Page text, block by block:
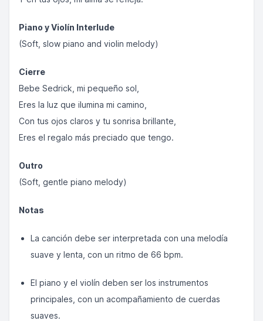
Piano y Violín Interlude
(Soft, slow piano and violin melody)
Cierre
Bebe Sedrick, mi pequeño sol,
Eres la luz que ilumina mi camino,
Con tus ojos claros y tu sonrisa brillante,
Eres el regalo más preciado que tengo.
Outro
(Soft, gentle piano melody)
Notas
La canción debe ser interpretada con una melodía
suave y lenta, con un ritmo de 66 bpm.
El piano y el violín deben ser los instrumentos
principales, con un acompañamiento de cuerdas
suaves.